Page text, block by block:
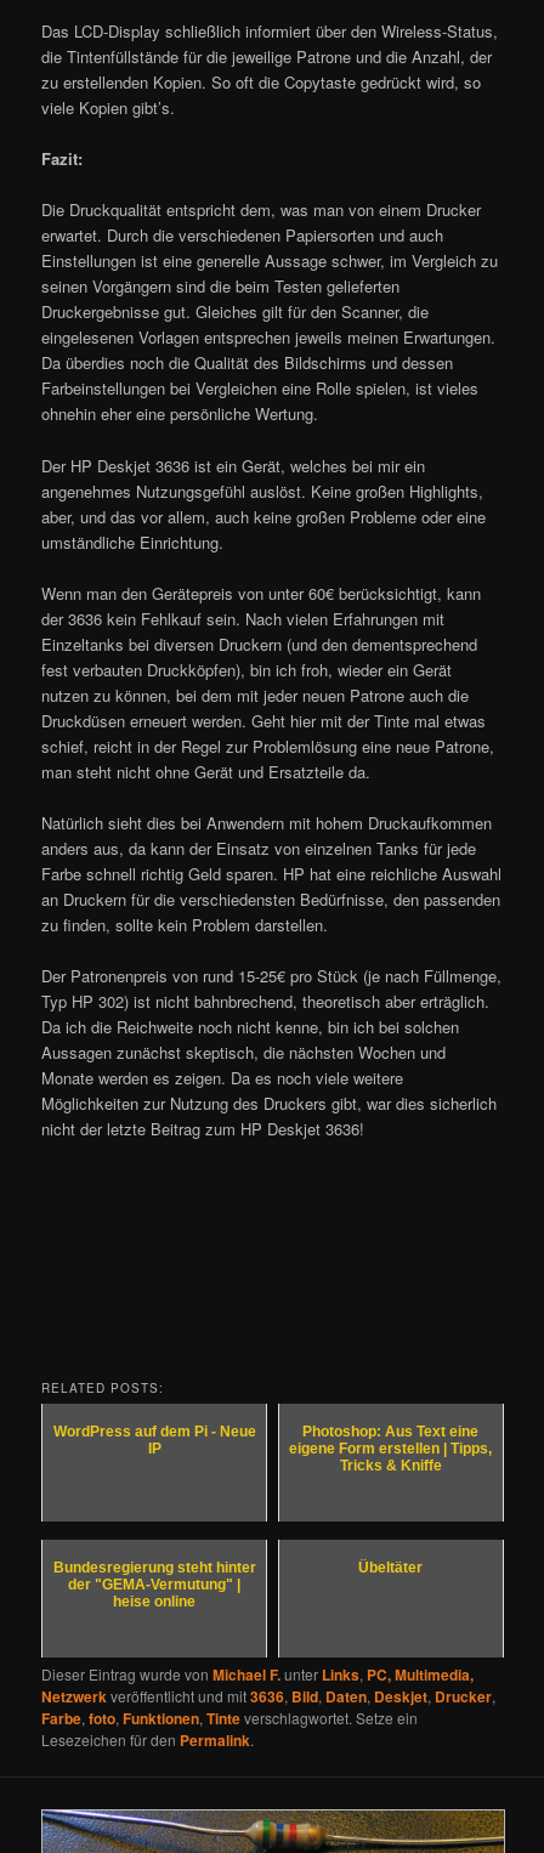
Das LCD-Display schließlich informiert über den Wireless-Status,
die Tintenfüllstände für die jeweilige Patrone und die Anzahl, der
zu erstellenden Kopien. So oft die Copytaste gedrückt wird, so
viele Kopien gibt’s.
Fazit:
Die Druckqualität entspricht dem, was man von einem Drucker
erwartet. Durch die verschiedenen Papiersorten und auch
Einstellungen ist eine generelle Aussage schwer, im Vergleich zu
seinen Vorgängern sind die beim Testen gelieferten
Druckergebnisse gut. Gleiches gilt für den Scanner, die
eingelesenen Vorlagen entsprechen jeweils meinen Erwartungen.
Da überdies noch die Qualität des Bildschirms und dessen
Farbeinstellungen bei Vergleichen eine Rolle spielen, ist vieles
ohnehin eher eine persönliche Wertung.
Der HP Deskjet 3636 ist ein Gerät, welches bei mir ein
angenehmes Nutzungsgefühl auslöst. Keine großen Highlights,
aber, und das vor allem, auch keine großen Probleme oder eine
umständliche Einrichtung.
Wenn man den Gerätepreis von unter 60€ berücksichtigt, kann
der 3636 kein Fehlkauf sein. Nach vielen Erfahrungen mit
Einzeltanks bei diversen Druckern (und den dementsprechend
fest verbauten Druckköpfen), bin ich froh, wieder ein Gerät
nutzen zu können, bei dem mit jeder neuen Patrone auch die
Druckdüsen erneuert werden. Geht hier mit der Tinte mal etwas
schief, reicht in der Regel zur Problemlösung eine neue Patrone,
man steht nicht ohne Gerät und Ersatzteile da.
Natürlich sieht dies bei Anwendern mit hohem Druckaufkommen
anders aus, da kann der Einsatz von einzelnen Tanks für jede
Farbe schnell richtig Geld sparen. HP hat eine reichliche Auswahl
an Druckern für die verschiedensten Bedürfnisse, den passenden
zu finden, sollte kein Problem darstellen.
Der Patronenpreis von rund 15-25€ pro Stück (je nach Füllmenge,
Typ HP 302) ist nicht bahnbrechend, theoretisch aber erträglich.
Da ich die Reichweite noch nicht kenne, bin ich bei solchen
Aussagen zunächst skeptisch, die nächsten Wochen und
Monate werden es zeigen. Da es noch viele weitere
Möglichkeiten zur Nutzung des Druckers gibt, war dies sicherlich
nicht der letzte Beitrag zum HP Deskjet 3636!
RELATED POSTS:
WordPress auf dem Pi - Neue
IP
Photoshop: Aus Text eine
eigene Form erstellen | Tipps,
Tricks & Kniffe
Bundesregierung steht hinter
der "GEMA-Vermutung" |
heise online
Übeltäter
Dieser Eintrag wurde vonMichael F.unter Links, PC, Multimedia,
Netzwerk veröffentlicht und mit3636, Bild, Daten, Deskjet, Drucker,
Farbe,foto,Funktionen,Tinteverschlagwortet. Setze ein
Lesezeichen für den Permalink.